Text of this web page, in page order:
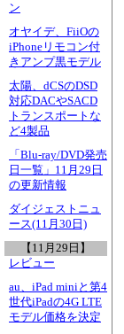
ン
オヤイデ、FiiOの
iPhoneリモコン付
きアンプ黒モデル
太陽、dCSのDSD
対応DACやSACD
トランスポートな
ど4製品
「Blu-ray/DVD発売
日一覧」11月29日
の更新情報
ダイジェストニュ
ース(11月30日)
【11月29日】
レビュー
au、iPad miniと第4
世代iPadの4G LTE
モデル価格を決定